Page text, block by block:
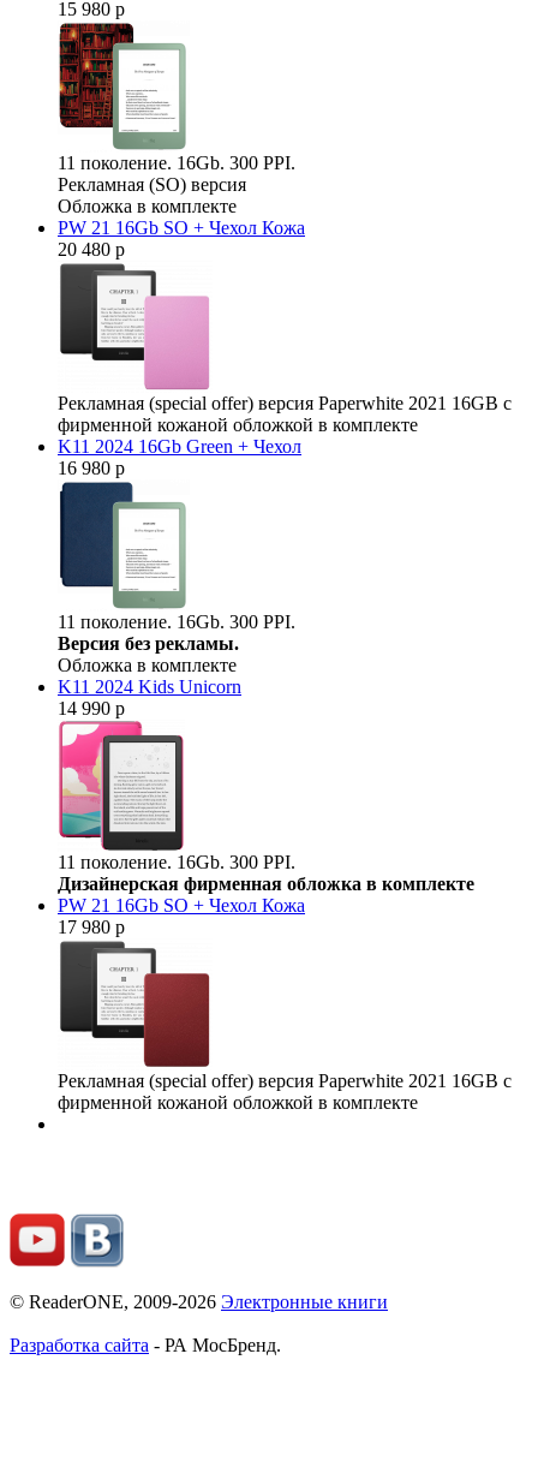
15 980 р
11 поколение. 16Gb. 300 PPI.
Рекламная (SO) версия
Обложка в комплекте
PW 21 16Gb SO + Чехол Кожа
20 480 р
Рекламная (special offer) версия Paperwhite 2021 16GB с
фирменной кожаной обложкой в комплекте
K11 2024 16Gb Green + Чехол
16 980 р
11 поколение. 16Gb. 300 PPI.
Версия без рекламы.
Обложка в комплекте
K11 2024 Kids Unicorn
14 990 р
11 поколение. 16Gb. 300 PPI.
Дизайнерская фирменная обложка в комплекте
PW 21 16Gb SO + Чехол Кожа
17 980 р
Рекламная (special offer) версия Paperwhite 2021 16GB с
фирменной кожаной обложкой в комплекте
© ReaderONE, 2009-2026 Электронные книги
Разработка сайта - РА МосБренд.